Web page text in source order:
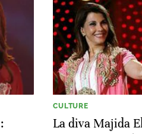
CULTURE
La diva Majida